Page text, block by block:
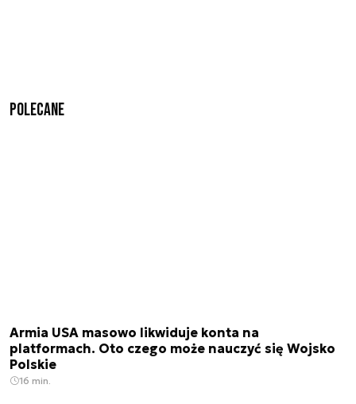
Polecane
Armia USA masowo likwiduje konta na
platformach. Oto czego może nauczyć się Wojsko
Polskie
16 min.